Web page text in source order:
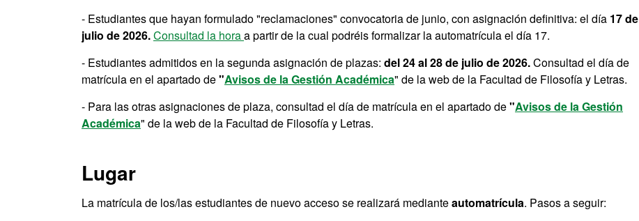
- Estudiantes que hayan formulado "reclamaciones" convocatoria de junio, con asignación definitiva: el día 17 de
julio de 2026.Consultad la horaa partir de la cual podréis formalizar la automatrícula el día 17.
- Estudiantes admitidos en la segunda asignación de plazas: del 24 al 28 de julio de 2026.Consultad el día de
matrícula en el apartado de"Avisos de la Gestión Académica" de la web de la Facultad de Filosofía y Letras.
- Para las otras asignaciones de plaza, consultad el día de matrícula en el apartado de"Avisos de la Gestión
Académica" de la web de la Facultad de Filosofía y Letras.
Lugar
La matrícula de los/las estudiantes de nuevo acceso se realizará medianteautomatrícula. Pasos a seguir: